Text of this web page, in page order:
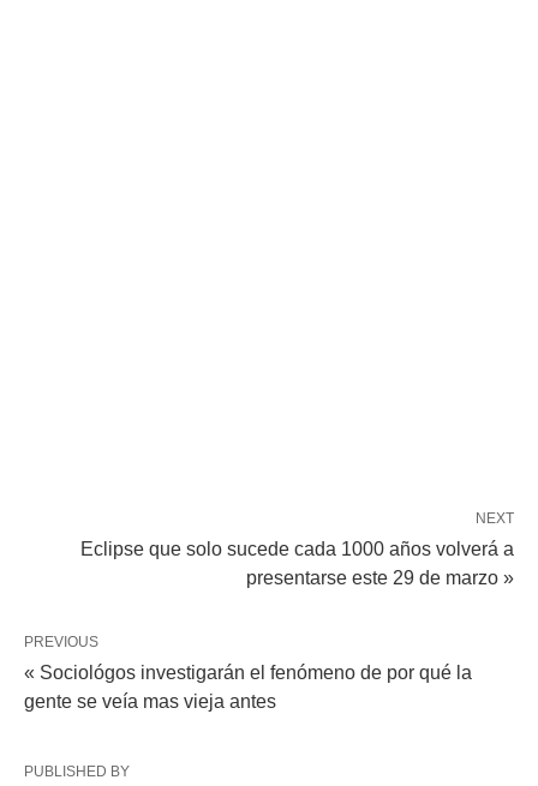
NEXT
Eclipse que solo sucede cada 1000 años volverá a
presentarse este 29 de marzo »
PREVIOUS
« Sociológos investigarán el fenómeno de por qué la
gente se veía mas vieja antes
PUBLISHED BY